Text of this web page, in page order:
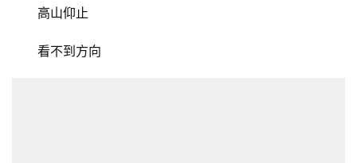
高山仰止
看不到方向